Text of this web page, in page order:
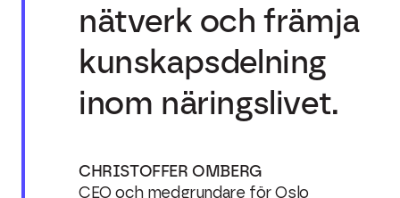
nätverk och främja
kunskapsdelning
inom näringslivet.
CHRISTOFFER OMBERG
CEO och medgrundare för Oslo